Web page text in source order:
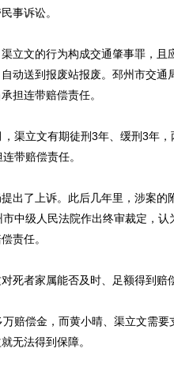
事诉讼。
文的行为构成交通肇事罪，且
动送到报废站报废。邳州市交通
担连带赔偿责任。
立文有期徒刑3年、缓刑3年，
带赔偿责任。
了上诉。此后几年里，涉案的
中级人民法院作出终审裁定，
责任。
者家属能否及时、足额得到赔
偿金，而黄小晴、渠立文需要
无法得到保障。